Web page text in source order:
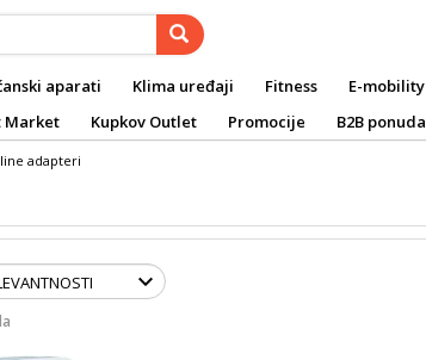
aparati Klima uređaji Fitness E-mobility
Market Kupkov Outlet Promocije B2B ponuda
adapteri